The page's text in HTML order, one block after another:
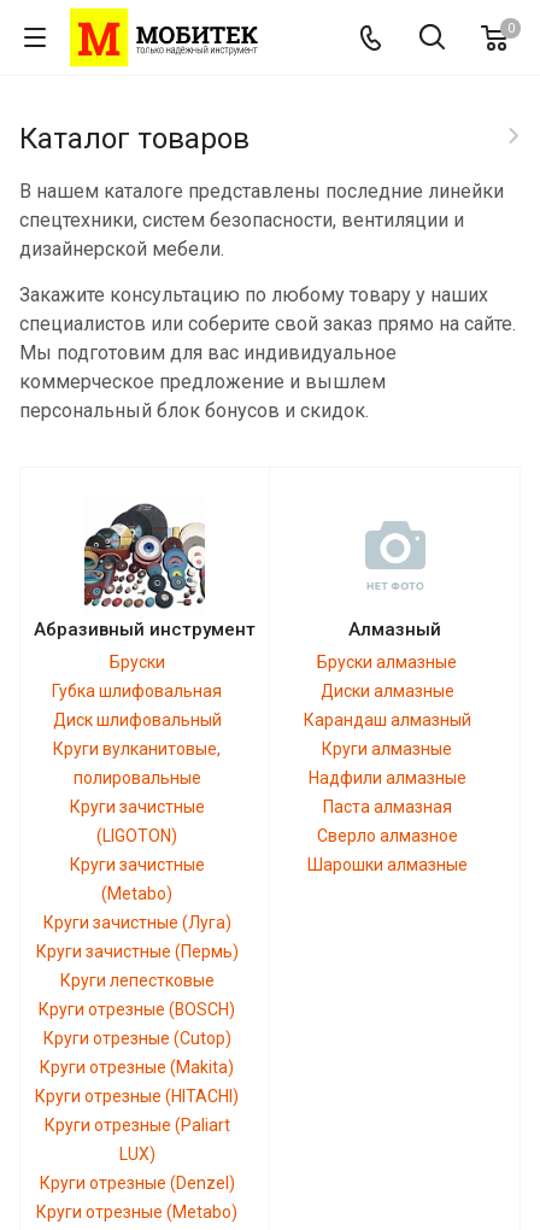
0
Каталог товаров
В нашем каталоге представлены последние линейки
спецтехники, систем безопасности, вентиляции и
дизайнерской мебели.
Закажите консультацию по любому товару у наших
специалистов или соберите свой заказ прямо на сайте.
Мы подготовим для вас индивидуальное
коммерческое предложение и вышлем
персональный блок бонусов и скидок.
Абразивный инструмент
Бруски
Губка шлифовальная
Диск шлифовальный
Круги вулканитовые,
полировальные
Круги зачистные
(LIGOTON)
Круги зачистные
(Metabo)
Круги зачистные (Луга)
Круги зачистные (Пермь)
Круги лепестковые
Круги отрезные (BOSCH)
Круги отрезные (Cutop)
Круги отрезные (Makita)
Круги отрезные (HITACHI)
Круги отрезные (Paliart
LUX)
Круги отрезные (Denzel)
Круги отрезные (Metabo)
Алмазный
Бруски алмазные
Диски алмазные
Карандаш алмазный
Круги алмазные
Надфили алмазные
Паста алмазная
Сверло алмазное
Шарошки алмазные